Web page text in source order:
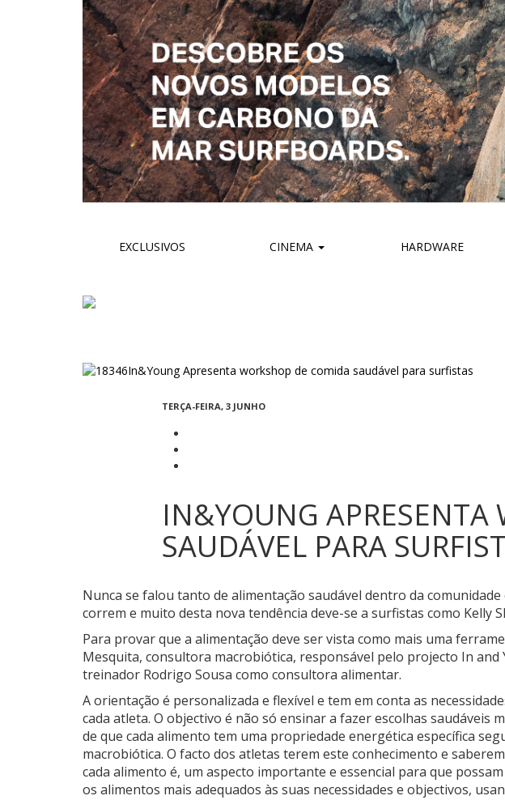
EXCLUSIVOS CINEMA HARDWARE
TERÇA-FEIRA, 3 JUNHO
IN&YOUNG
SAUDÁVEL PARA
Nunca se falou tanto de alimentação saudável dentro da
correm e muito desta nova tendência deve-se a surfistas como Kelly
Para provar que a alimentação deve ser vista como mais uma
Mesquita, consultora macrobiótica, responsável pelo projecto In and
treinador Rodrigo Sousa como consultora alimentar.
A orientação é personalizada e flexível e tem em conta as
cada atleta. O objectivo é não só ensinar a fazer escolhas saudáveis
de que cada alimento tem uma propriedade energética específica
macrobiótica. O facto dos atletas terem este conhecimento e
cada alimento é, um aspecto importante e essencial para que
os alimentos mais adequados às suas necessidades e objectivos,